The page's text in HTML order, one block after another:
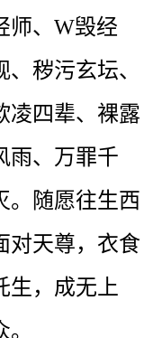
师、W毁经
秽污玄坛、
凌四辈、裸露
雨、万罪千
。随愿往生西
对天尊，衣食
生，成无上